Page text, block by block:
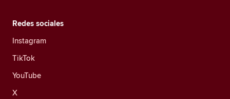
Redes sociales
Instagram
TikTok
YouTube
X